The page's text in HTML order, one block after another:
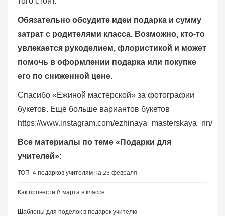
Обязательно обсудите идеи подарка и сумму
затрат с родителями класса. Возможно, кто-то
увлекается рукоделием, флористикой и может
помочь в оформлении подарка или покупке
его по сниженной цене.
Спасибо «Ежиной мастерской» за фотографии
букетов. Еще больше вариантов букетов
https://www.instagram.com/ezhinaya_masterskaya_nn/
Все материалы по теме «Подарки для
учителей»:
ТОП-4 подарков учителям на 23 февраля
Как провести 8 марта в классе
Шаблоны для поделок в подарок учителю